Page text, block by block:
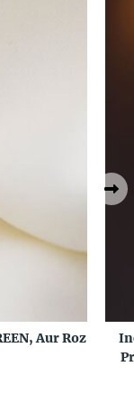
Aur Roz